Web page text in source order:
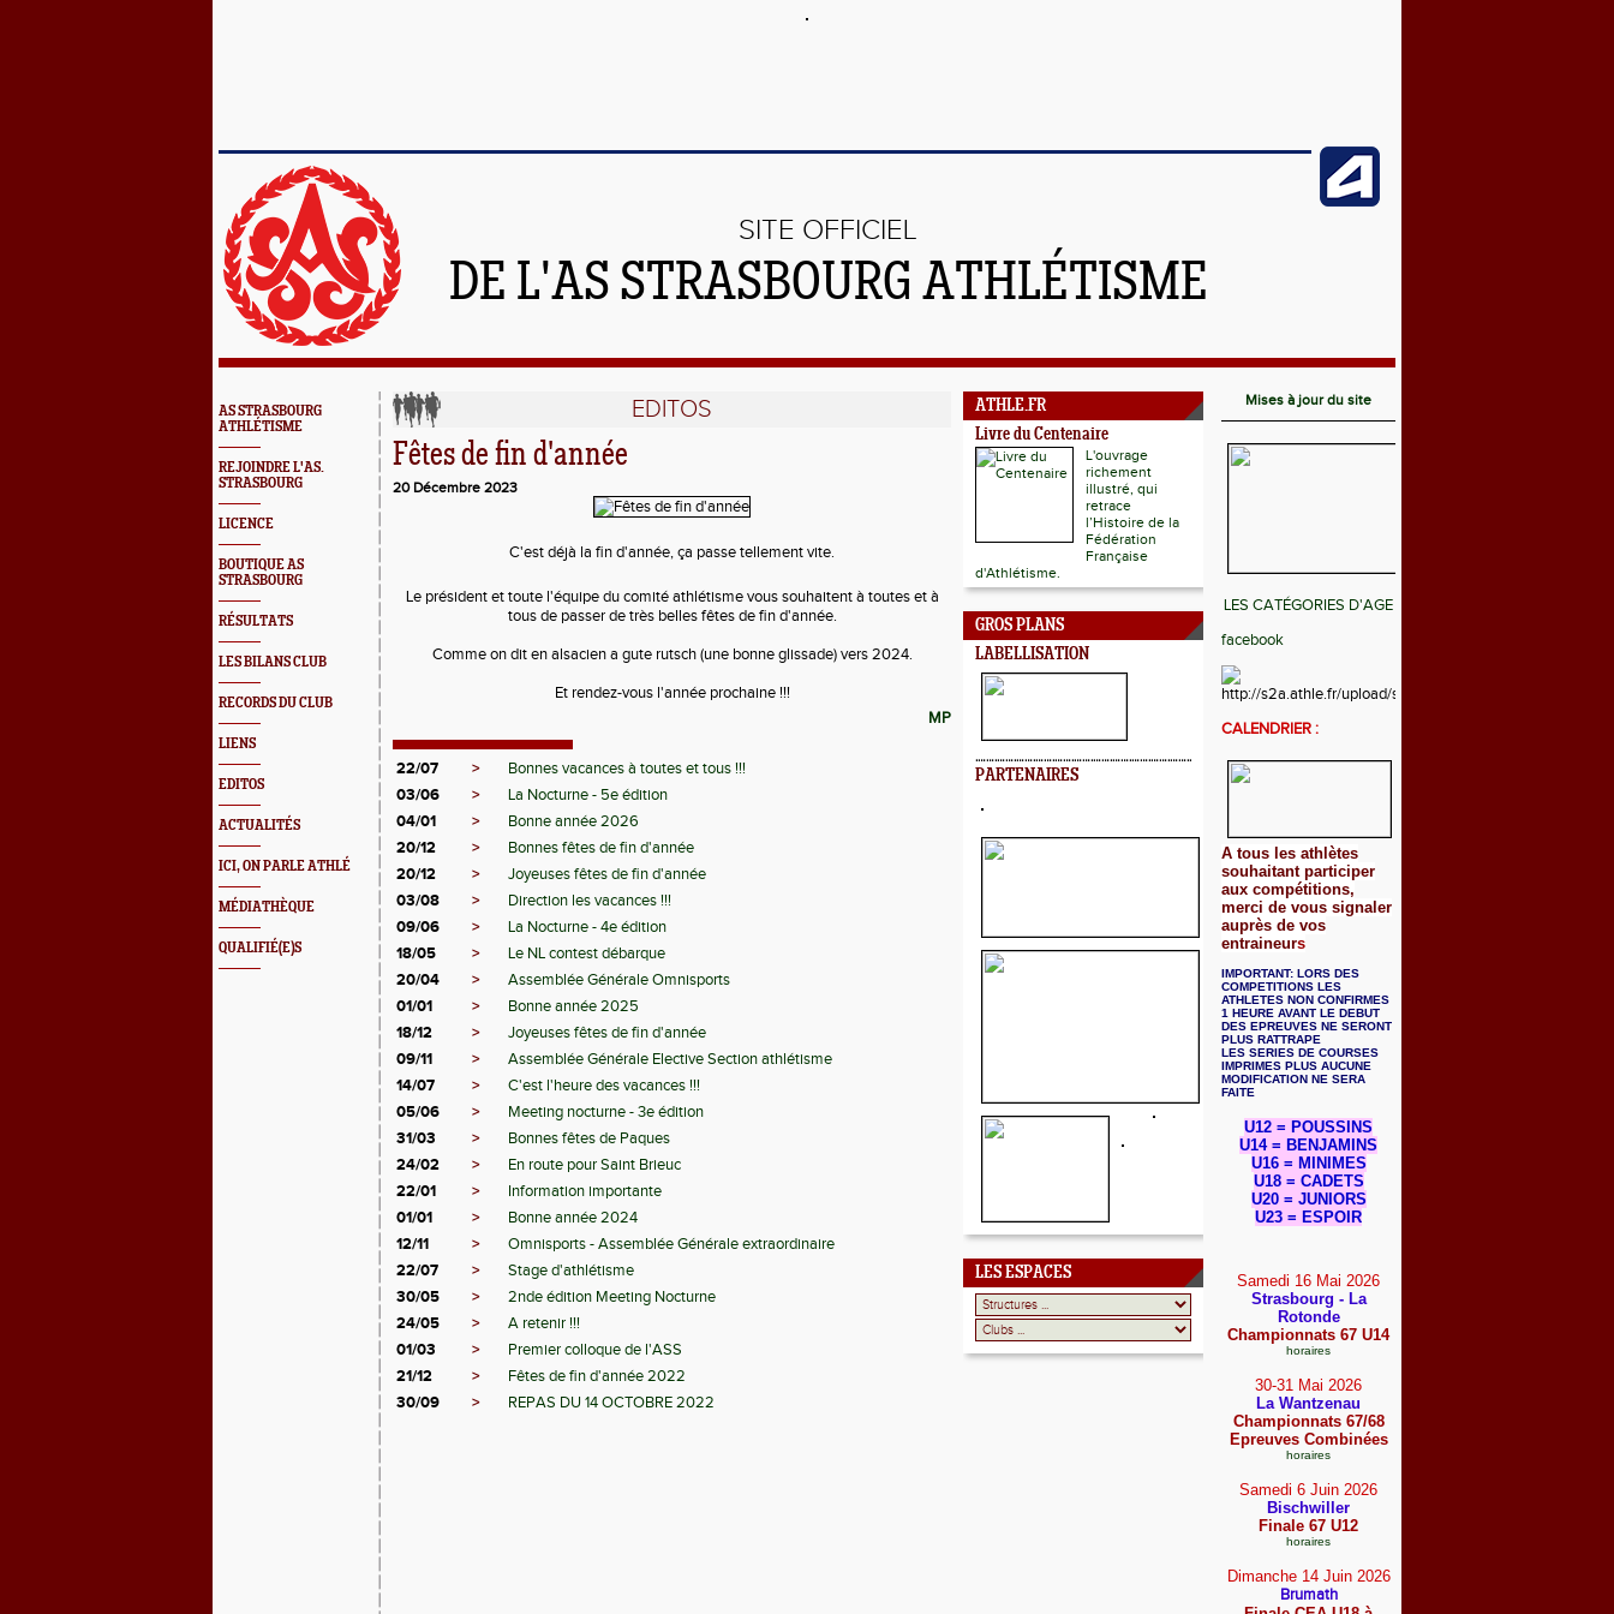
SITE OFFICIEL
DE L'AS STRASBOURG ATHLÉTISME
AS STRASBOURG
ATHLÉTISME
REJOINDRE L'AS.
STRASBOURG
LICENCE
BOUTIQUE AS
STRASBOURG
RÉSULTATS
LES BILANS CLUB
RECORDS DU CLUB
LIENS
EDITOS
ACTUALITÉS
ICI, ON PARLE ATHLÉ
MÉDIATHÈQUE
QUALIFIÉ(E)S
EDITOS
Fêtes de fin d'année
20 Décembre 2023
C'est déjà la fin d'année, ça passe tellement vite.
Le président et toute l'équipe du comité athlétisme vous souhaitent à toutes et à
tous de passer de très belles fêtes de fin d'année.
Comme on dit en alsacien a gute rutsch (une bonne glissade) vers 2024.
Et rendez-vous l'année prochaine !!!
MP
22/07 >
Bonnes vacances à toutes et tous !!!
03/06
>
La Nocturne - 5e édition
04/01
>
Bonne année 2026
20/12
>
Bonnes fêtes de fin d'année
20/12
>
Joyeuses fêtes de fin d'année
03/08
>
Direction les vacances !!!
09/06
>
La Nocturne - 4e édition
18/05
>
Le NL contest débarque
20/04
>
Assemblée Générale Omnisports
01/01
>
Bonne année 2025
18/12
>
Joyeuses fêtes de fin d'année
09/11
>
Assemblée Générale Elective Section athlétisme
14/07
>
C'est l'heure des vacances !!!
05/06
>
Meeting nocturne - 3e édition
31/03
>
Bonnes fêtes de Paques
24/02
>
En route pour Saint Brieuc
22/01
>
Information importante
01/01
>
Bonne année 2024
12/11
>
Omnisports - Assemblée Générale extraordinaire
22/07
>
Stage d'athlétisme
30/05
>
2nde édition Meeting Nocturne
24/05
>
A retenir !!!
01/03
>
Premier colloque de l'ASS
21/12
>
Fêtes de fin d'année 2022
30/09
> REPAS DU 14 OCTOBRE 2022
ATHLE.FR
Livre du Centenaire
L'ouvrage
richement
illustré, qui
retrace
l’Histoire de la
Fédération
Française
d'Athlétisme.
GROS PLANS
LABELLISATION
PARTENAIRES
LES ESPACES
Mises à jour du site
LES CATÉGORIES D'AGE
facebook
CALENDRIER :
A tous les athlètes
souhaitant participer
aux compétitions,
merci de vous signaler
auprès de vos
entraineurs
IMPORTANT: LORS DES
COMPETITIONS LES
ATHLETES NON CONFIRMES
1 HEURE AVANT LE DEBUT
DES EPREUVES NE SERONT
PLUS RATTRAPE
LES SERIES DE COURSES
IMPRIMES PLUS AUCUNE
MODIFICATION NE SERA
FAITE
U12 = POUSSINS
U14 = BENJAMINS
U16 = MINIMES
U18 = CADETS
U20 = JUNIORS
U23 = ESPOIR
Samedi 16 Mai 2026
Strasbourg - La
Rotonde
Championnats 67 U14
horaires
30-31 Mai 2026
La Wantzenau
Championnats 67/68
Epreuves Combinées
horaires
Samedi 6 Juin 2026
Bischwiller
Finale 67 U12
horaires
Dimanche 14 Juin2026
Brumath